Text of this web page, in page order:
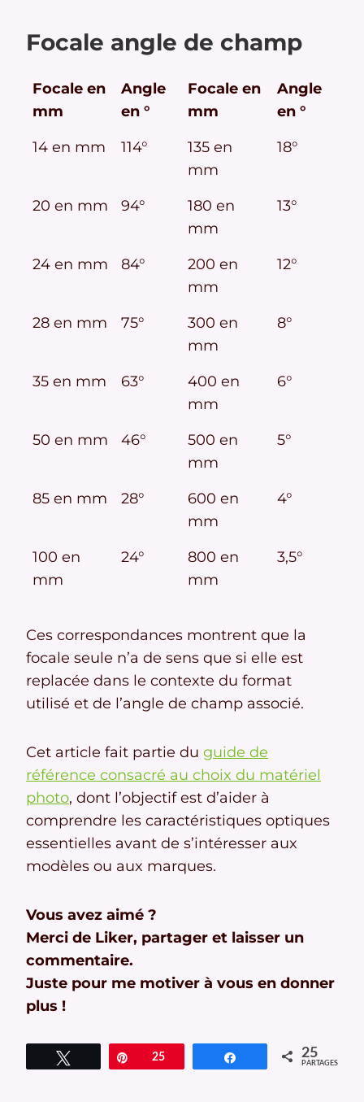
Focale angle de champ
Focale en
mm
Angle
en °
Focale en
mm
Angle
en °
14 en mm
114°
135 en
mm
18°
20 en mm 94°
180 en
mm
13°
24 en mm 84°
200 en
mm
12°
28 en mm 75°
300 en
mm
8°
35 en mm 63°
400 en
mm
6°
50 en mm 46°
500 en
mm
5°
85 en mm 28°
600 en
mm
4°
100 en
mm
24°
800 en
mm
3,5°
Ces correspondances montrent que la
focale seule n’a de sens que si elle est
replacée dans le contexte du format
utilisé et de l’angle de champ associé.
Cet article fait partie du guide de
référence consacré au choix du matériel
photo, dont l’objectif est d’aider à
comprendre les caractéristiques optiques
essentielles avant de s’intéresser aux
modèles ou aux marques.
Vous avez aimé ?
Merci de Liker, partager et laisser un
commentaire.
Juste pour me motiver à vous en donner
plus !
Tweetez Épingle
25 Partagez 25
PARTAGES